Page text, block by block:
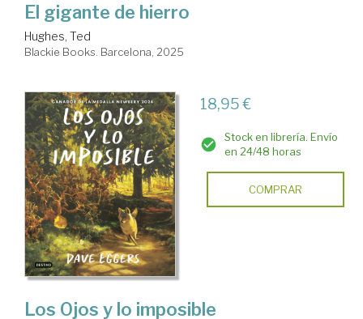
El gigante de hierro
Hughes, Ted
Blackie Books. Barcelona, 2025
18,95 €
Stock en librería. Envío
en 24/48 horas
COMPRAR
Los Ojos y lo imposible